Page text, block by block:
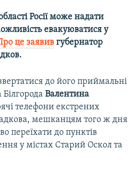
Росії може надати
евакуюватися у
це заявив губернатор
до його приймальні
Валентина
телефони екстрених
мешканцям того ж дня
переїхати до пунктів
у містах Старий Оскол та